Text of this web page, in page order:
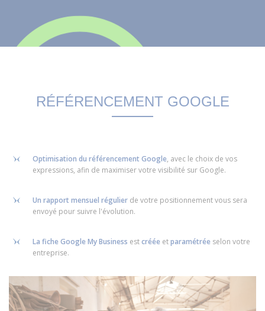
RÉFÉRENCEMENT GOOGLE
Optimisation du référencement Google, avec le choix de vos
expressions, afin de maximiser votre visibilité sur Google.
Un rapport mensuel régulier de votre positionnement vous sera
envoyé pour suivre l'évolution.
La fiche Google My Business estcréée etparamétrée selon votre
entreprise.